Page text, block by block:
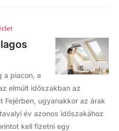
a piacon, a
elmúlt időszakban az
Fejérben, ugyanakkor az árak
év azonos időszakához
kell fizetni egy